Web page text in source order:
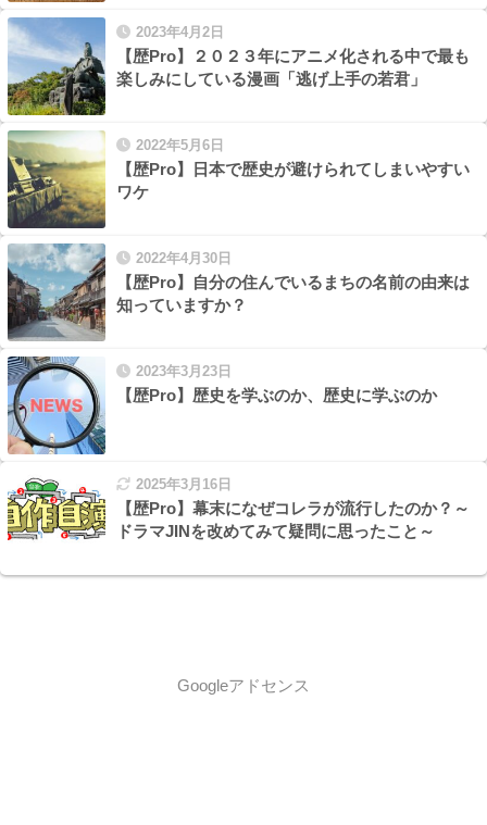
2023年4月2日
【歴Pro】２０２３年にアニメ化される中で最も
楽しみにしている漫画「逃げ上手の若君」
2022年5月6日
【歴Pro】日本で歴史が避けられてしまいやすい
ワケ
2022年4月30日
【歴Pro】自分の住んでいるまちの名前の由来は
知っていますか？
2023年3月23日
【歴Pro】歴史を学ぶのか、歴史に学ぶのか
2025年3月16日
【歴Pro】幕末になぜコレラが流行したのか？～
ドラマJINを改めてみて疑問に思ったこと～
Googleアドセンス